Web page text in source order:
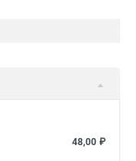
48,00 ₽